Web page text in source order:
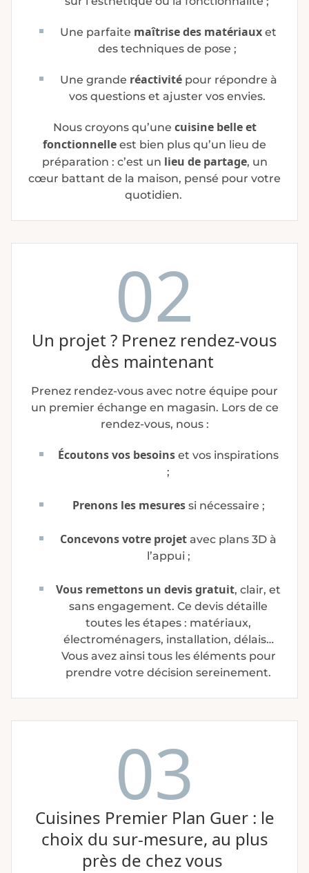
Une parfaite maîtrise des matériaux et
des techniques de pose ;
Une grande réactivitépour répondre à
vos questions et ajuster vos envies.
Nous croyons qu’une cuisine belle et
fonctionnelle est bien plus qu’un lieu de
préparation : c’est un lieu de partage, un
cœur battant de la maison, pensé pour votre
quotidien.
02
Un projet ? Prenez rendez-vous
dès maintenant
Prenez rendez-vous avec notre équipe pour
un premier échange en magasin. Lors de ce
rendez-vous, nous :
Écoutons vos besoins et vos inspirations
;
Prenons les mesuressi nécessaire ;
Concevons votre projet avec plans 3D à
l’appui ;
Vous remettons un devis gratuit, clair, et
sans engagement. Ce devis détaille
toutes les étapes : matériaux,
électroménagers, installation, délais…
Vous avez ainsi tous les éléments pour
prendre votre décision sereinement.
03
Cuisines Premier Plan Guer : le
choix du sur-mesure, au plus
près de chez vous